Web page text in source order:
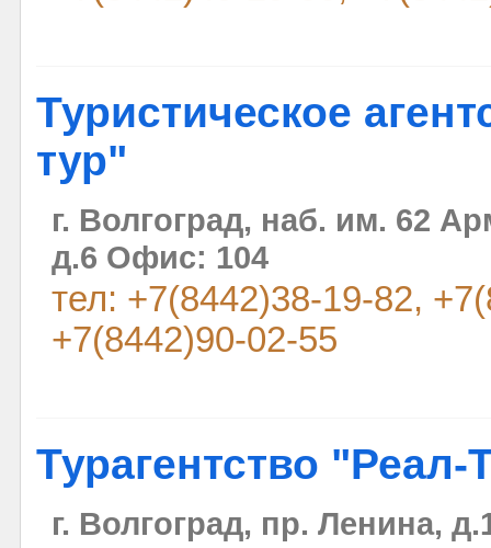
Туристическое
тур"
г. Волгоград, наб. им. 62
д.6 Офис: 104
тел: +7(8442)38-19-82,
+7(8442)90-02-55
Турагентство "Реал-
г. Волгоград, пр. Ленина,